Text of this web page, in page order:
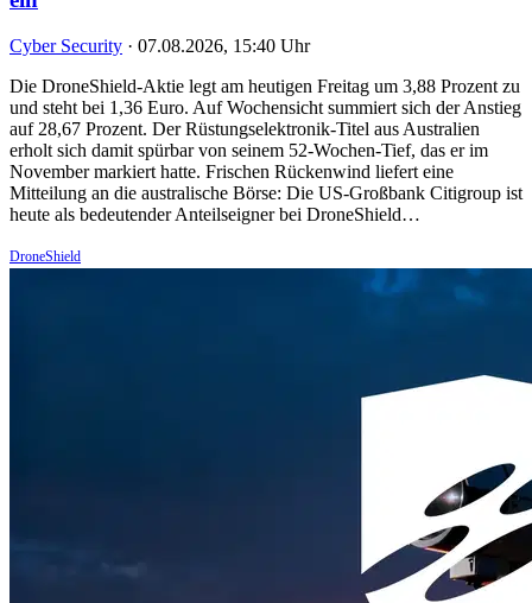
Cyber Security · 07.08.2026, 15:40 Uhr
Die DroneShield-Aktie legt am heutigen Freitag um 3,88 Prozent zu
und steht bei 1,36 Euro. Auf Wochensicht summiert sich der Anstieg
auf 28,67 Prozent. Der Rüstungselektronik-Titel aus Australien
erholt sich damit spürbar von seinem 52-Wochen-Tief, das er im
November markiert hatte. Frischen Rückenwind liefert eine
Mitteilung an die australische Börse: Die US-Großbank Citigroup ist
heute als bedeutender Anteilseigner bei DroneShield…
DroneShield